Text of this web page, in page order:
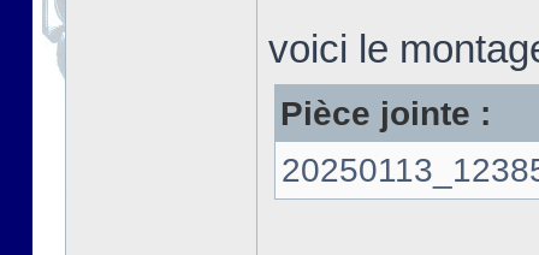
voici le
Pièce jointe :